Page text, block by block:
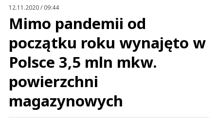
12.11.2020 / 09:44
Mimo pandemii od
początku roku wynajęto w
Polsce 3,5 mln mkw.
powierzchni
magazynowych